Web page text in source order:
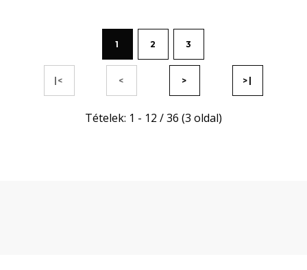
|< <
1 2 3
> >|
Tételek: 1 - 12 / 36 (3 oldal)